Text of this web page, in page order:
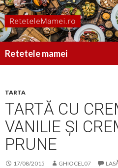
Retetele mamei
TARTA
TARTĂ CU
VANILIE ȘI
PRUNE
17/08/2015 GHIOCEL07